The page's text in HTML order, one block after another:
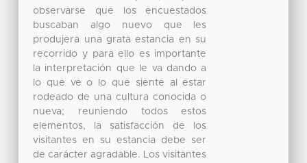
observarse que los encuestados
buscaban algo nuevo que les
produjera una grata estancia en su
recorrido y para ello es importante
la interpretación que le va dando a
lo que ve o lo que siente al estar
rodeado de una cultura conocida o
nueva; reuniendo todos estos
elementos, la satisfacción de los
visitantes en su estancia debe ser
de carácter agradable. Los visitantes